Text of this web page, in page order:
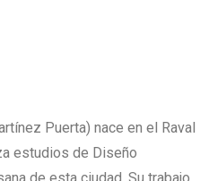
Puerta) nace en el Raval
estudios de Diseño